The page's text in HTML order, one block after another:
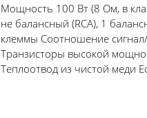
Мощность 100 Вт (8 Ом, в
не балансный (RCA), 1
клеммы Соотношение
Транзисторы высокой
Теплоотвод из чистой меди